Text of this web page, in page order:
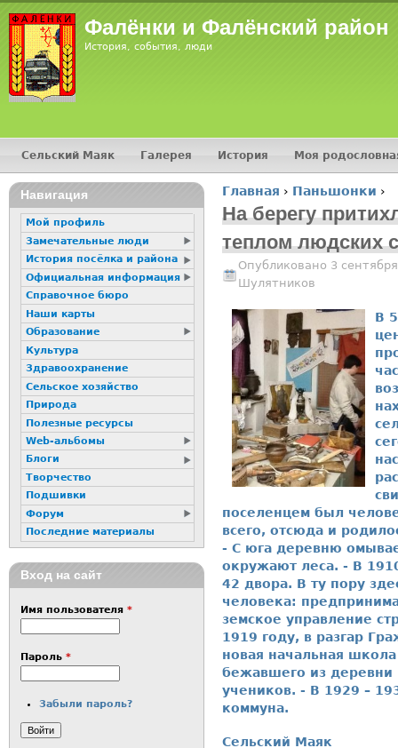
Фалёнки и Фалёнский район
История, события, люди
Вы здесь
Главная › Паньшонки ›
На берегу
теплом людских
Опубликовано 3
Шулятников
В
поселенцем был
всего, отсюда и
- С юга деревню
окружают леса. - В
42 двора. В ту пору
человека:
земское управление
1919 году, в разгар
новая начальная
бежавшего из деревни
учеников. - В 1929 –
коммуна.
Сельский Маяк
Главное меню
Сельский Маяк Галерея История Моя
16+
Навигация
Мой профиль
Замечательные люди
История посёлка и района
Официальная информация
Справочное бюро
Наши карты
Образование
Культура
Здравоохранение
Сельское хозяйство
Природа
Полезные ресурсы
Web-альбомы
Блоги
Творчество
Подшивки
Форум
Последние материалы
Вход на сайт
Имя пользователя *
Пароль *
Забыли пароль?